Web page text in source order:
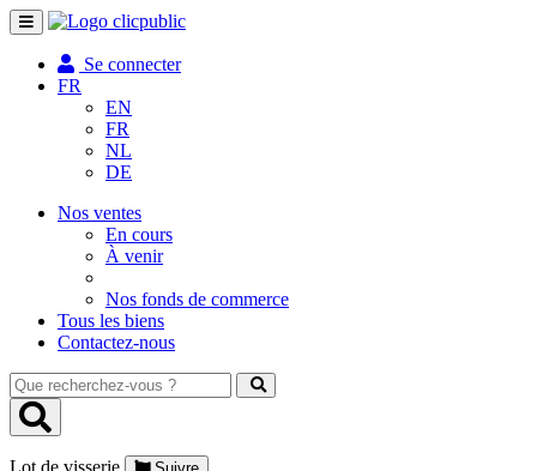
Toggle
navigation
Se connecter
FR
EN
FR
NL
DE
Nos ventes
En cours
À venir
Nos fonds de commerce
Tous les biens
Contactez-nous
Que
recherchez-
vous
Lot de visserie